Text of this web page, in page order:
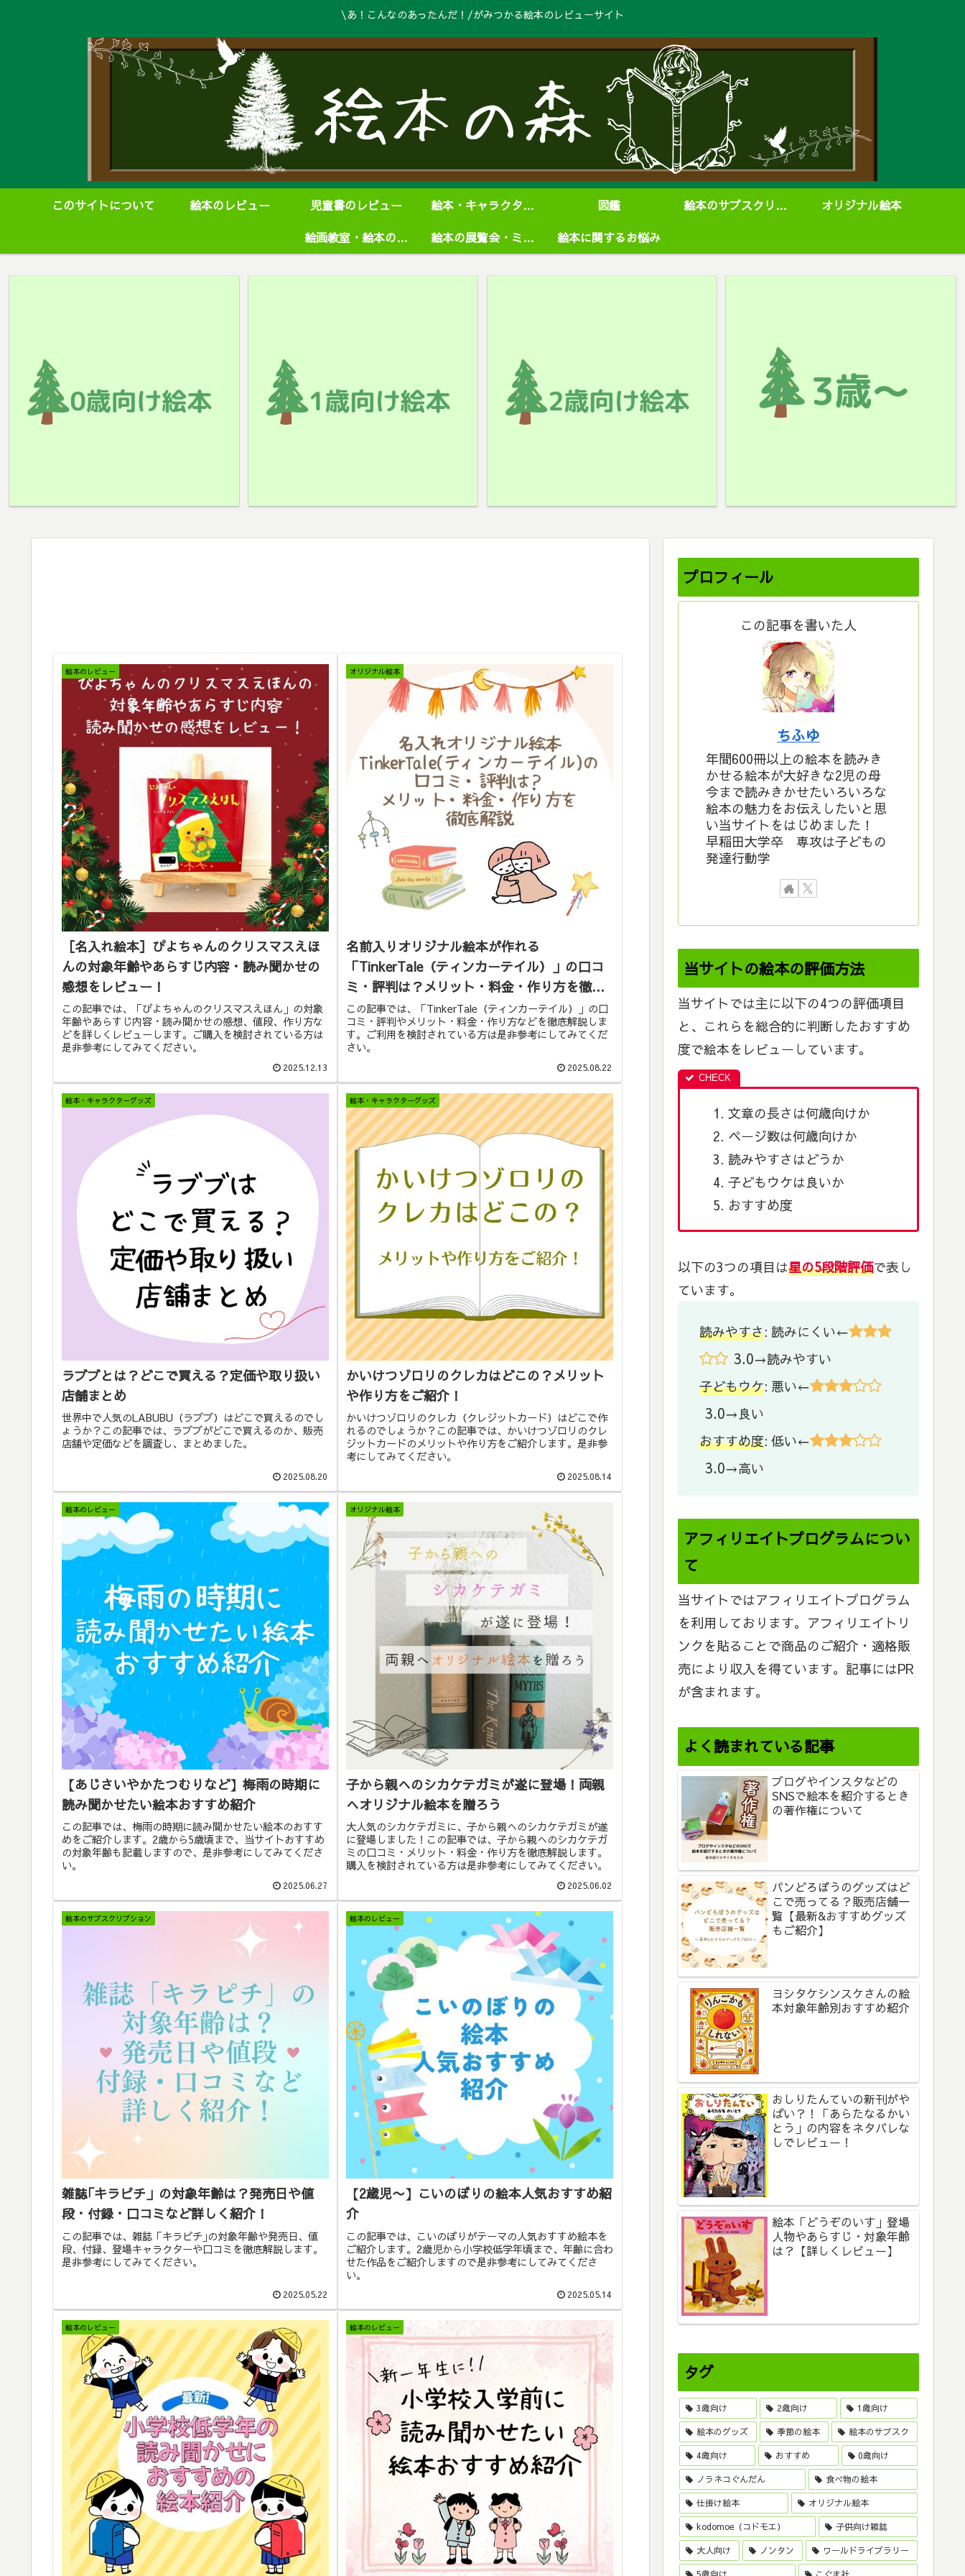
\あ！こんなのあったんだ！/がみつかる絵本のレビューサイト
このサイトについて 絵本のレビュー 児童書のレビュー 絵本・キャラクターグッズ 図鑑 絵本のサブスクリプション オリジナル絵本
絵画教室・絵本の学校 絵本の展覧会・ミュージアム 絵本に関するお悩み
絵本のレビュー
［名入れ絵本］ぴよちゃんのクリスマスえほ
んの対象年齢やあらすじ内容・読み聞かせの
感想をレビュー！
この記事では、「ぴよちゃんのクリスマスえほん」の対象
年齢やあらすじ内容・読み聞かせの感想、値段、作り方な
どを詳しくレビューします。ご購入を検討されている方は
是非参考にしてみてください。
2025.12.13
オリジナル絵本
名前入りオリジナル絵本が作れる
「TinkerTale（ティンカーテイル）」の口コ
ミ・評判は？メリット・料金・作り方を徹底
解説
この記事では、「TinkerTale（ティンカーテイル）」の口
コミ・評判やメリット・料金・作り方などを徹底解説しま
す。ご利用を検討されている方は是非参考にしてみてくだ
さい。
2025.08.22
絵本・キャラクターグッズ
ラブブとは？どこで買える？定価や取り扱い
店舗まとめ
世界中で人気のLABUBU（ラブブ）はどこで買えるのでし
ょうか？この記事では、ラブブがどこで買えるのか、販売
店舗や定価などを調査し、まとめました。
2025.08.20
絵本・キャラクターグッズ
かいけつゾロリのクレカはどこの？メリット
や作り方をご紹介！
かいけつゾロリのクレカ（クレジットカード）はどこで作
れるのでしょうか？この記事では、かいけつゾロリのクレ
ジットカードのメリットや作り方をご紹介します。是非参
考にしてみてください。
2025.08.14
絵本のレビュー
【あじさいやかたつむりなど】梅雨の時期に
読み聞かせたい絵本おすすめ紹介
この記事では、梅雨の時期に読み聞かせたい絵本のおすす
めをご紹介します。2歳から5歳頃まで、当サイトおすすめ
の対象年齢も記載しますので、是非参考にしてみてくださ
い。
2025.06.27
オリジナル絵本
子から親へのシカケテガミが遂に登場！両親
へオリジナル絵本を贈ろう
大人気のシカケテガミに、子から親へのシカケテガミが遂
に登場しました！この記事では、子から親へのシカケテガ
ミの口コミ・メリット・料金・作り方を徹底解説します。
購入を検討されている方は是非参考にしてみてください。
2025.06.02
絵本のサブスクリプション
雑誌｢キラピチ」の対象年齢は？発売日や値
段・付録・口コミなど詳しく紹介！
この記事では、雑誌「キラピチ｣の対象年齢や発売日、値
段、付録、登場キャラクターや口コミを徹底解説します。
是非参考にしてみてください。
2025.05.22
絵本のレビュー
【2歳児〜】こいのぼりの絵本人気おすすめ紹
介
この記事では、こいのぼりがテーマの人気おすすめ絵本を
ご紹介します。2歳児から小学校低学年頃まで、年齢に合わ
せた作品をご紹介しますので是非参考にしてみてくださ
い。
2025.05.14
絵本のレビュー 絵本のレビュー
プロフィール
この記事を書いた人
ちふゆ
年間600冊以上の絵本を読みき
かせる絵本が大好きな2児の母
今まで読みきかせたいろいろな
絵本の魅力をお伝えしたいと思
い当サイトをはじめました！
早稲田大学卒 専攻は子どもの
発達行動学
当サイトの絵本の評価方法
当サイトでは主に以下の4つの評価項目
と、これらを総合的に判断したおすすめ
度で絵本をレビューしています。
文章の長さは何歳向けか
ページ数は何歳向けか
読みやすさはどうか
子どもウケは良いか
おすすめ度
以下の3つの項目は星の5段階評価で表し
ています。
読みやすさ: 読みにくい←
3.0→読みやすい
子どもウケ: 悪い←
3.0→良い
おすすめ度: 低い←
3.0→高い
アフィリエイトプログラムについ
て
当サイトではアフィリエイトプログラム
を利用しております。アフィリエイトリ
ンクを貼ることで商品のご紹介・適格販
売により収入を得ています。記事にはPR
が含まれます。
よく読まれている記事
ブログやインスタなどの
SNSで絵本を紹介するとき
の著作権について
パンどろぼうのグッズはど
こで売ってる？販売店舗一
覧【最新&おすすめグッズ
もご紹介】
ヨシタケシンスケさんの絵
本対象年齢別おすすめ紹介
おしりたんていの新刊がや
ばい？！「あらたなるかい
とう」の内容をネタバレな
しでレビュー！
絵本「どうぞのいす」登場
人物やあらすじ・対象年齢
は？【詳しくレビュー】
タグ
3歳向け 2歳向け 1歳向け
絵本のグッズ 季節の絵本 絵本のサブスク
4歳向け おすすめ 0歳向け
ノラネコぐんだん 食べ物の絵本
仕掛け絵本 オリジナル絵本
kodomoe（コドモエ） 子供向け雑誌
大人向け ノンタン ワールドライブラリー
5歳向け こぐま社